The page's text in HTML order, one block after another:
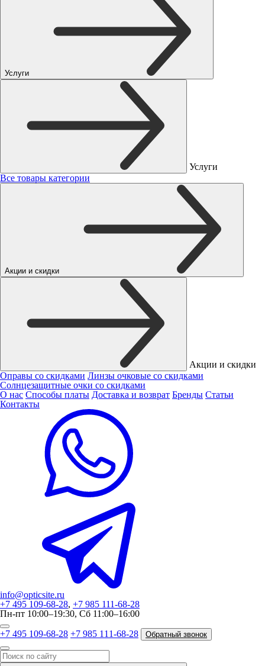
Услуги
Услуги
Все товары категории
Акции и скидки
Акции и скидки
Оправы со скидками Линзы очковые со скидками
Солнцезащитные очки со скидками
О нас Способы платы Доставка и возврат Бренды Статьи
Контакты
info@opticsite.ru
+7 495 109-68-28, +7 985 111-68-28
Пн-пт 10:00–19:30, Сб 11:00–16:00
+7 495 109-68-28 +7 985 111-68-28 Обратный звонок